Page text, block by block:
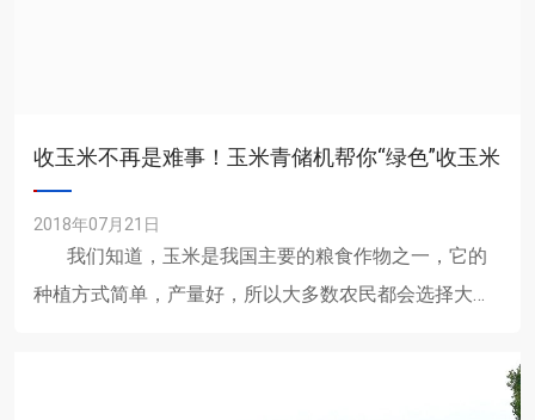
收玉米不再是难事！玉米青储机帮你“绿色”收玉米
2018年07月21日
我们知道，玉米是我国主要的粮食作物之一，它的
种植方式简单，产量好，所以大多数农民都会选择大量